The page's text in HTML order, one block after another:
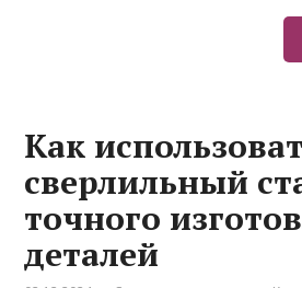
Как
сверлильный
точного
деталей